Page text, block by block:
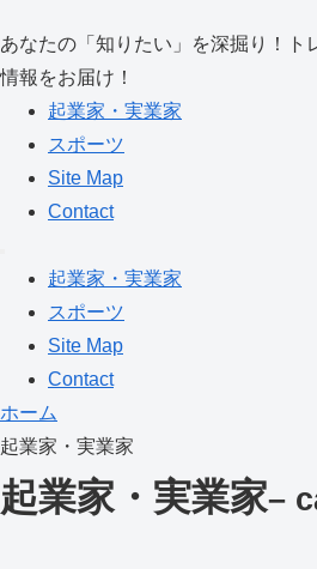
あなたの「知りたい」を深掘り！ト
情報をお届け！
起業家・実業家
スポーツ
Site Map
Contact
起業家・実業家
スポーツ
Site Map
Contact
ホーム
起業家・実業家
起業家・実業家–